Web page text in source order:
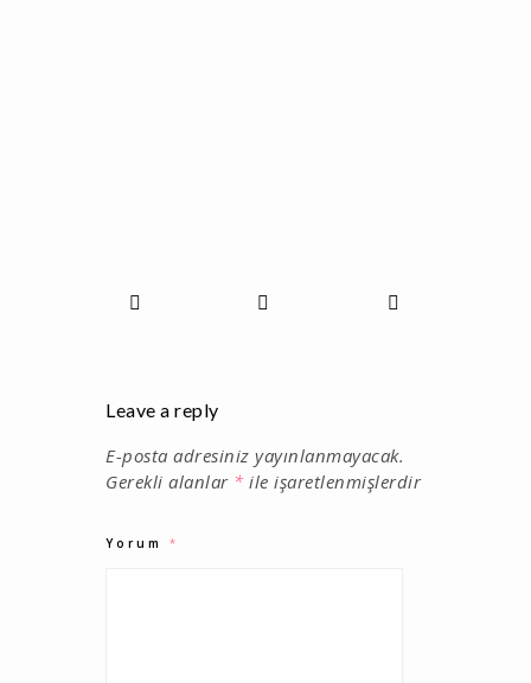
Leave a reply
E-posta adresiniz yayınlanmayacak.
Gerekli alanlar *ile işaretlenmişlerdir
Yorum *